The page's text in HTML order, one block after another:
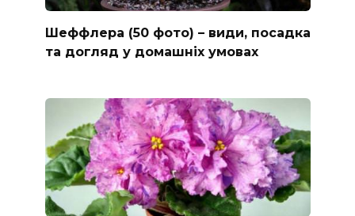
Шеффлера (50 фото) – види, посадка
та догляд у домашніх умовах